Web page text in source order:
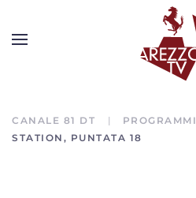
CANALE 81 DT PROGRAMMI
STATION, PUNTATA 18